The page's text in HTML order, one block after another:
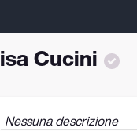
Cucini
Nessuna descrizione